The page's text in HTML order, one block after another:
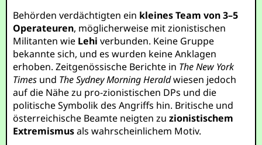
Behörden verdächtigten ein kleines Team von 3–5
Operateuren, möglicherweise mit zionistischen
Militanten wie Lehi verbunden. Keine Gruppe
bekannte sich, und es wurden keine Anklagen
erhoben. Zeitgenössische Berichte in The New York
Times und The Sydney Morning Heraldwiesen jedoch
auf die Nähe zu pro-zionistischen DPs und die
politische Symbolik des Angriffs hin. Britische und
österreichische Beamte neigten zuzionistischem
Extremismusals wahrscheinlichem Motiv.